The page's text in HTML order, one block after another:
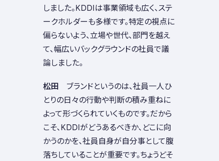
しました。KDDIは事業領域も広く、ステ
ークホルダーも多様です。特定の視点に
偏らないよう、立場や世代、部門を越え
て、幅広いバックグラウンドの社員で議
論しました。
松田 ブランドというのは、社員一人ひ
とりの日々の行動や判断の積み重ねに
よって形づくられていくものです。だから
こそ、KDDIがどうあるべきか、どこに向
かうのかを、社員自身が自分事として腹
落ちしていることが重要です。ちょうどそ